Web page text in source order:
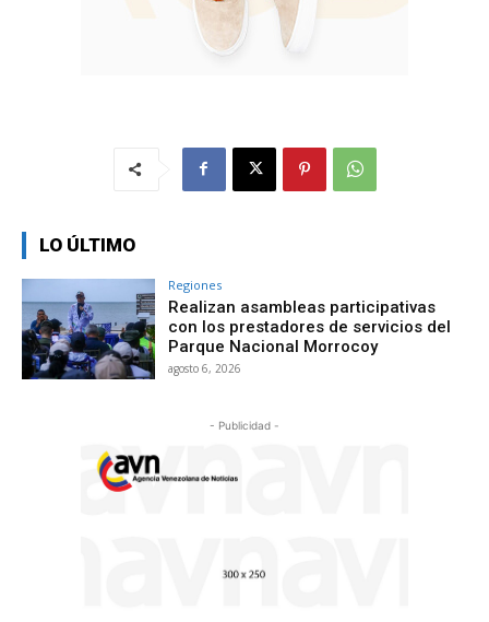
LO ÚLTIMO
Regiones
Realizan asambleas participativas
con los prestadores de servicios del
Parque Nacional Morrocoy
agosto 6, 2026
- Publicidad -